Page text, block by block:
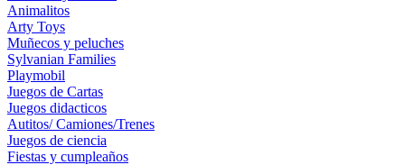
Animalitos
Arty Toys
Muñecos y peluches
Sylvanian Families
Playmobil
Juegos de Cartas
Juegos didacticos
Autitos/ Camiones/Trenes
Juegos de ciencia
Fiestas y cumpleaños